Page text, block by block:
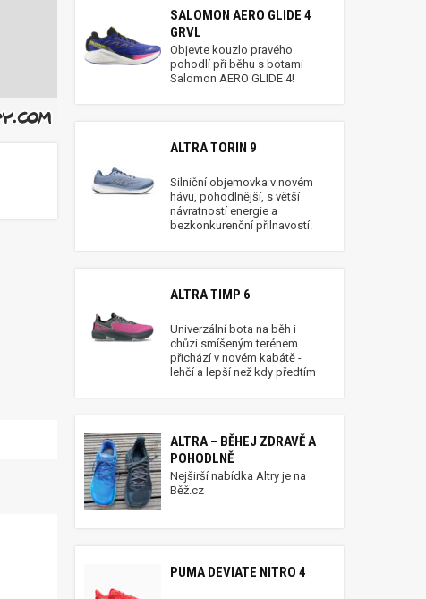
SALOMON AERO GLIDE 4
GRVL
Objevte kouzlo pravého
pohodlí při běhu s botami
Salomon AERO GLIDE 4!
ALTRA TORIN 9
Silniční objemovka v novém
hávu, pohodlnější, s větší
návratností energie a
bezkonkurenční přilnavostí.
ALTRA TIMP 6
Univerzální bota na běh i
chůzi smíšeným terénem
přichází v novém kabátě -
lehčí a lepší než kdy předtím
ALTRA – BĚHEJ ZDRAVĚ A
POHODLNĚ
Nejširší nabídka Altry je na
Běž.cz
PUMA DEVIATE NITRO 4